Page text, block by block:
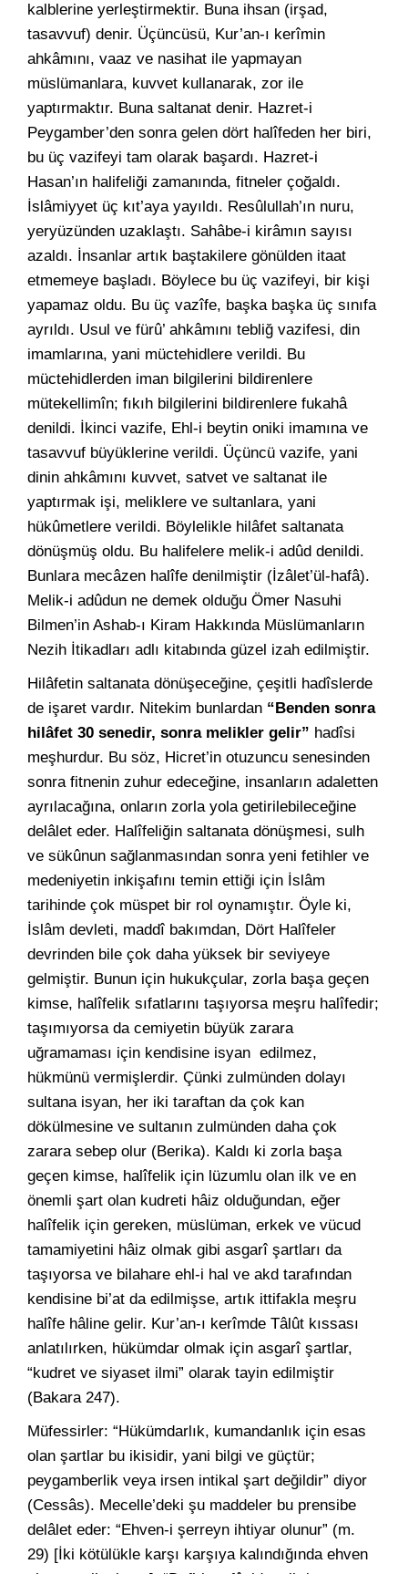
kalblerine yerleştirmektir. Buna ihsan (irşad,
tasavvuf) denir. Üçüncüsü, Kur’an-ı kerîmin
ahkâmını, vaaz ve nasihat ile yapmayan
müslümanlara, kuvvet kullanarak, zor ile
yaptırmaktır. Buna saltanat denir. Hazret-i
Peygamber’den sonra gelen dört halîfeden her biri,
bu üç vazifeyi tam olarak başardı. Hazret-i
Hasan’ın halifeliği zamanında, fitneler çoğaldı.
İslâmiyyet üç kıt’aya yayıldı. Resûlullah’ın nuru,
yeryüzünden uzaklaştı. Sahâbe-i kirâmın sayısı
azaldı. İnsanlar artık baştakilere gönülden itaat
etmemeye başladı. Böylece bu üç vazifeyi, bir kişi
yapamaz oldu. Bu üç vazîfe, başka başka üç sınıfa
ayrıldı. Usul ve fürû’ ahkâmını tebliğ vazifesi, din
imamlarına, yani müctehidlere verildi. Bu
müctehidlerden iman bilgilerini bildirenlere
mütekellimîn; fıkıh bilgilerini bildirenlere fukahâ
denildi. İkinci vazife, Ehl-i beytin oniki imamına ve
tasavvuf büyüklerine verildi. Üçüncü vazife, yani
dinin ahkâmını kuvvet, satvet ve saltanat ile
yaptırmak işi, meliklere ve sultanlara, yani
hükûmetlere verildi. Böylelikle hilâfet saltanata
dönüşmüş oldu. Bu halifelere melik-i adûd denildi.
Bunlara mecâzen halîfe denilmiştir (İzâlet’ül-hafâ).
Melik-i adûdun ne demek olduğu Ömer Nasuhi
Bilmen’in Ashab-ı Kiram Hakkında Müslümanların
Nezih İtikadları adlı kitabında güzel izah edilmiştir.
Hilâfetin saltanata dönüşeceğine, çeşitli hadîslerde
de işaret vardır. Nitekim bunlardan “Benden sonra
hilâfet 30 senedir, sonra melikler gelir” hadîsi
meşhurdur. Bu söz, Hicret’in otuzuncu senesinden
sonra fitnenin zuhur edeceğine, insanların adaletten
ayrılacağına, onların zorla yola getirilebileceğine
delâlet eder. Halîfeliğin saltanata dönüşmesi, sulh
ve sükûnun sağlanmasından sonra yeni fetihler ve
medeniyetin inkişafını temin ettiği için İslâm
tarihinde çok müspet bir rol oynamıştır. Öyle ki,
İslâm devleti, maddî bakımdan, Dört Halîfeler
devrinden bile çok daha yüksek bir seviyeye
gelmiştir. Bunun için hukukçular, zorla başa geçen
kimse, halîfelik sıfatlarını taşıyorsa meşru halîfedir;
taşımıyorsa da cemiyetin büyük zarara
uğramaması için kendisine isyan edilmez,
hükmünü vermişlerdir. Çünki zulmünden dolayı
sultana isyan, her iki taraftan da çok kan
dökülmesine ve sultanın zulmünden daha çok
zarara sebep olur (Berika). Kaldı ki zorla başa
geçen kimse, halîfelik için lüzumlu olan ilk ve en
önemli şart olan kudreti hâiz olduğundan, eğer
halîfelik için gereken, müslüman, erkek ve vücud
tamamiyetini hâiz olmak gibi asgarî şartları da
taşıyorsa ve bilahare ehl-i hal ve akd tarafından
kendisine bi’at da edilmişse, artık ittifakla meşru
halîfe hâline gelir. Kur’an-ı kerîmde Tâlût kıssası
anlatılırken, hükümdar olmak için asgarî şartlar,
“kudret ve siyaset ilmi” olarak tayin edilmiştir
(Bakara 247).
Müfessirler: “Hükümdarlık, kumandanlık için esas
olan şartlar bu ikisidir, yani bilgi ve güçtür;
peygamberlik veya irsen intikal şart değildir” diyor
(Cessâs). Mecelle’deki şu maddeler bu prensibe
delâlet eder: “Ehven-i şerreyn ihtiyar olunur” (m.
29) [İki kötülükle karşı karşıya kalındığında ehven